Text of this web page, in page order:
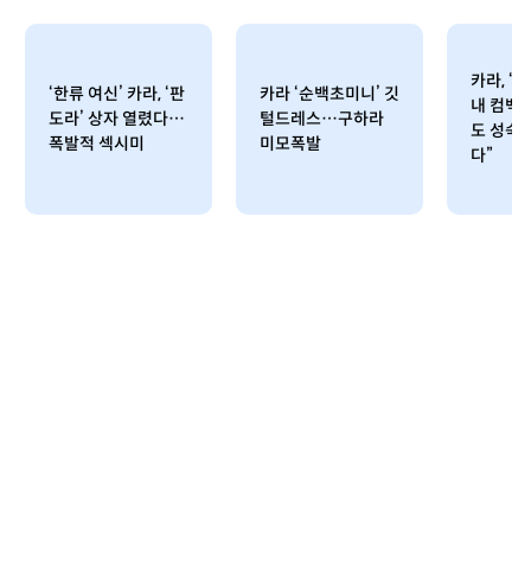
‘한류 여신’ 카라, ‘판
도라’ 상자 열렸다…
폭발적 섹시미
카라 ‘순백초미니’ 깃
털드레스…구하라
미모폭발
카라, ‘
내 컴백
도 성숙
다”